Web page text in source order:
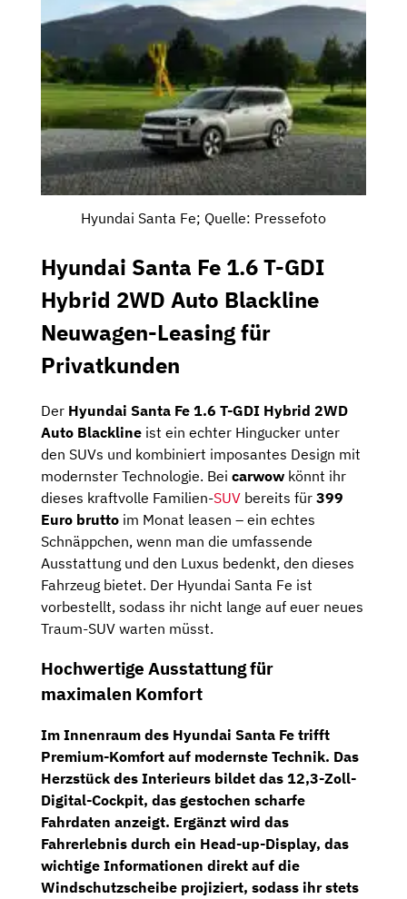
Hyundai Santa Fe; Quelle: Pressefoto
Hyundai Santa Fe 1.6 T-GDI
Hybrid 2WD Auto Blackline
Neuwagen-Leasing für
Privatkunden
Der Hyundai Santa Fe 1.6 T-GDI Hybrid 2WD
Auto Blackline ist ein echter Hingucker unter
den SUVs und kombiniert imposantes Design mit
modernster Technologie. Bei carwow könnt ihr
dieses kraftvolle Familien-SUV bereits für 399
Euro brutto im Monat leasen – ein echtes
Schnäppchen, wenn man die umfassende
Ausstattung und den Luxus bedenkt, den dieses
Fahrzeug bietet. Der Hyundai Santa Fe ist
vorbestellt, sodass ihr nicht lange auf euer neues
Traum-SUV warten müsst.
Hochwertige Ausstattung für
maximalen Komfort
Im Innenraum des Hyundai Santa Fe trifft
Premium-Komfort auf modernste Technik. Das
Herzstück des Interieurs bildet das 12,3-Zoll-
Digital-Cockpit, das gestochen scharfe
Fahrdaten anzeigt. Ergänzt wird das
Fahrerlebnis durch ein Head-up-Display, das
wichtige Informationen direkt auf die
Windschutzscheibe projiziert, sodass ihr stets